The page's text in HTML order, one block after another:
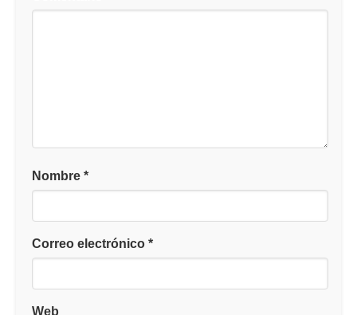
Nombre *
Correo electrónico *
Web